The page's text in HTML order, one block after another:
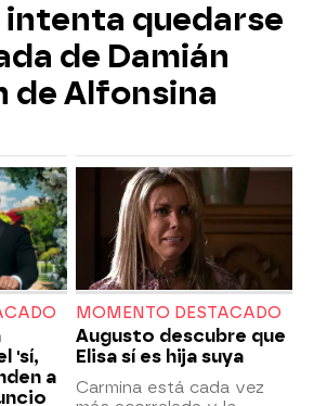
intenta quedarse
de Damián
de Alfonsina
'sí,
a
MOMENTO DESTACADO
Augusto descubre que
Elisa sí es hija suya
Carmina está cada vez